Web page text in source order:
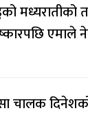
मध्यरातीको
एमाले
चालक